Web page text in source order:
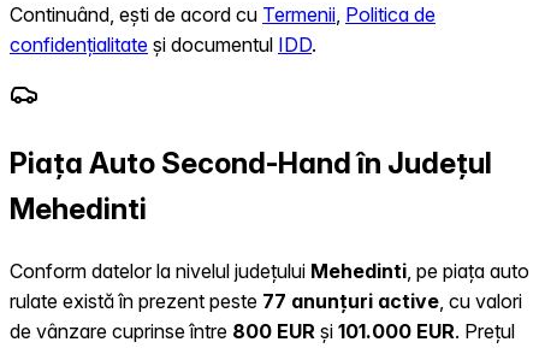
Continuând, ești de acord cu Termenii Politica de
confidențialitate și documentul IDD.
Piața Auto Second-Hand în Județul
Mehedinti
Conform datelor la nivelul județului Mehedinti , pe piața auto
rulate există în prezent peste 77 anunțuri active , cu valori
de vânzare cuprinse între 800 EUR și 101.000 EUR. Prețul